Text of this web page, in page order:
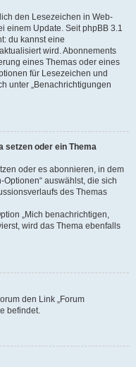
den Lesezeichen in Web-
einem Update. Seit phpBB 3.1
du kannst eine
wird. Abonnements
eines Themas oder eines
für Lesezeichen und
unter „Benachrichtigungen
setzen oder ein Thema
oder es abonnieren, in dem
auswählst, die sich
des Themas
„Mich benachrichtigen,
wird das Thema ebenfalls
den Link „Forum
befindet.